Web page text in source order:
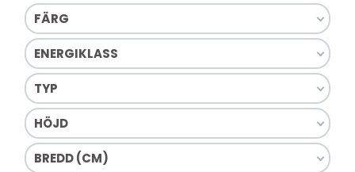
FÄRG
ENERGIKLASS
TYP
HÖJD
BREDD (CM)